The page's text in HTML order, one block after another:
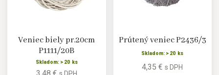
Veniec biely pr.20cm
P1111/20B
Skladom: > 20 ks
Prútený veniec P2436/3
Skladom: > 20 ks
4,35 €s DPH